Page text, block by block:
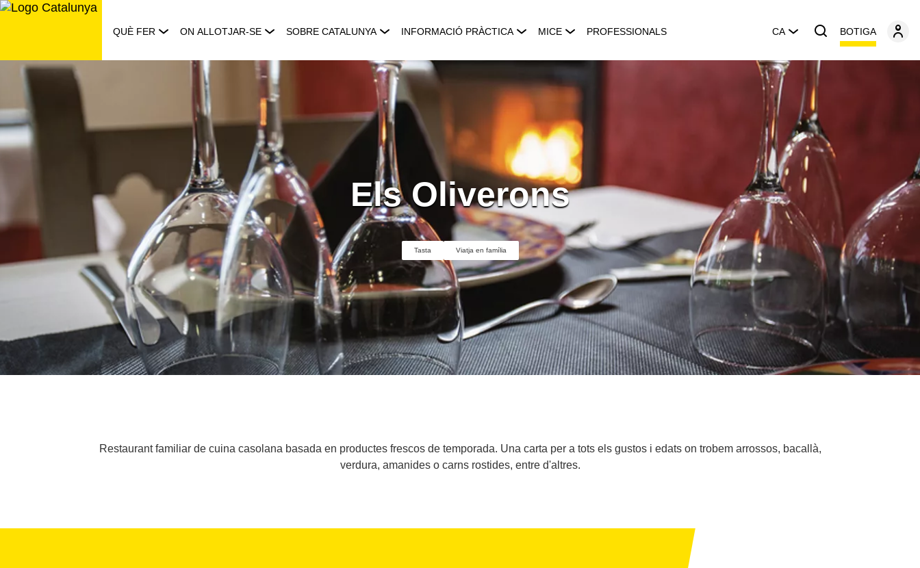
Saltar
QUÈ FER ON ALLOTJAR-SE SOBRE CATALUNYA INFORMACIÓ PRÀCTICA MICE PROFESSIONALS CA BOTIGA
Els Oliverons
Tasta Viatja en família
Restaurant familiar de cuina casolana basada en productes frescos de temporada. Una carta per a tots els gustos i edats on trobem arrossos, bacallà,
verdura, amanides o carns rostides, entre d'altres.